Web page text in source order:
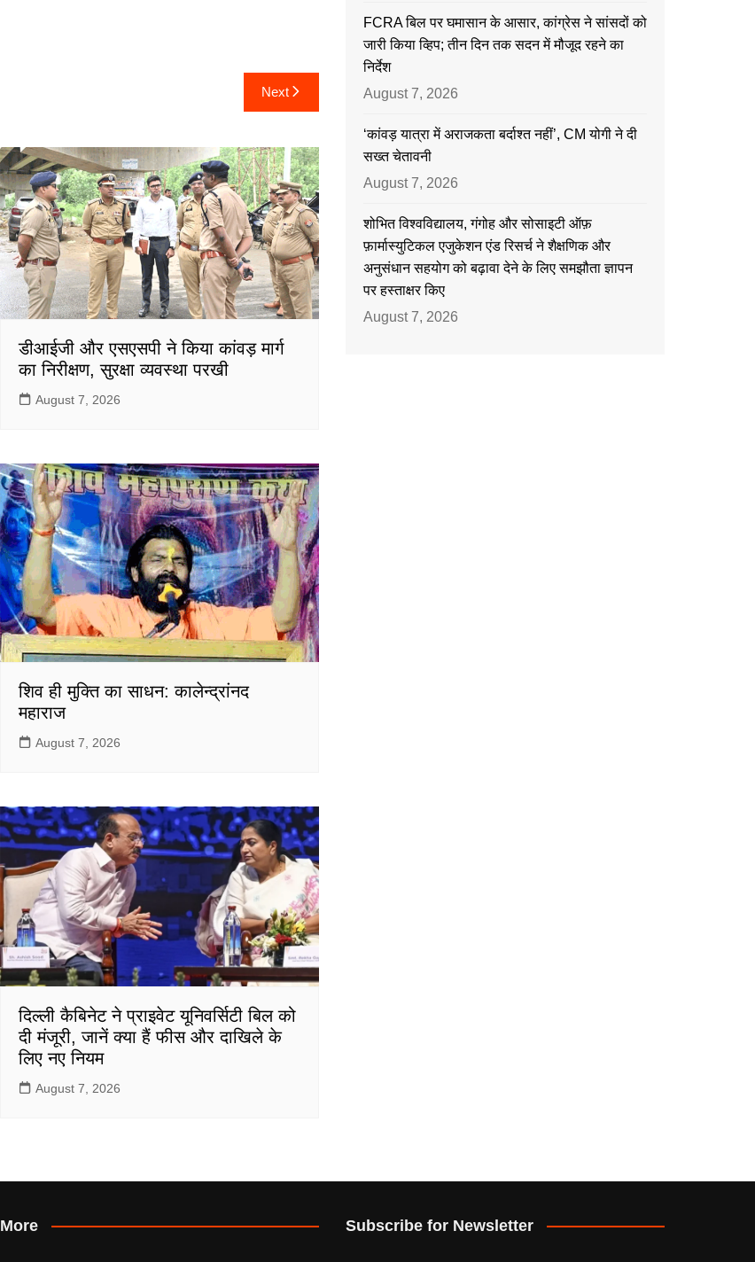
Next
डीआईजी और एसएसपी ने किया कांवड़ मार्ग
का निरीक्षण, सुरक्षा व्यवस्था परखी
August 7, 2026
शिव ही मुक्ति का साधन: कालेन्द्रांनद
महाराज
August 7, 2026
दिल्ली कैबिनेट ने प्राइवेट यूनिवर्सिटी बिल को
दी मंजूरी, जानें क्या हैं फीस और दाखिले के
लिए नए नियम
August 7, 2026
FCRA बिल पर घमासान के आसार, कांग्रेस ने सांसदों को
जारी किया व्हिप; तीन दिन तक सदन में मौजूद रहने का
निर्देश
August 7, 2026
‘कांवड़ यात्रा में अराजकता बर्दाश्त नहीं’, CM योगी ने दी
सख्त चेतावनी
August 7, 2026
शोभित विश्वविद्यालय, गंगोह और सोसाइटी ऑफ़
फ़ार्मास्युटिकल एजुकेशन एंड रिसर्च ने शैक्षणिक और
अनुसंधान सहयोग को बढ़ावा देने के लिए समझौता ज्ञापन
पर हस्ताक्षर किए
August 7, 2026
More Subscribe for Newsletter